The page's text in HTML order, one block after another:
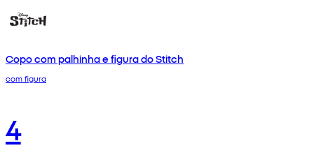
Copo com palhinha e figura do Stitch
com figura
4